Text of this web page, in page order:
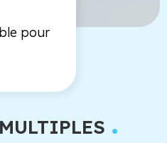
pour
.